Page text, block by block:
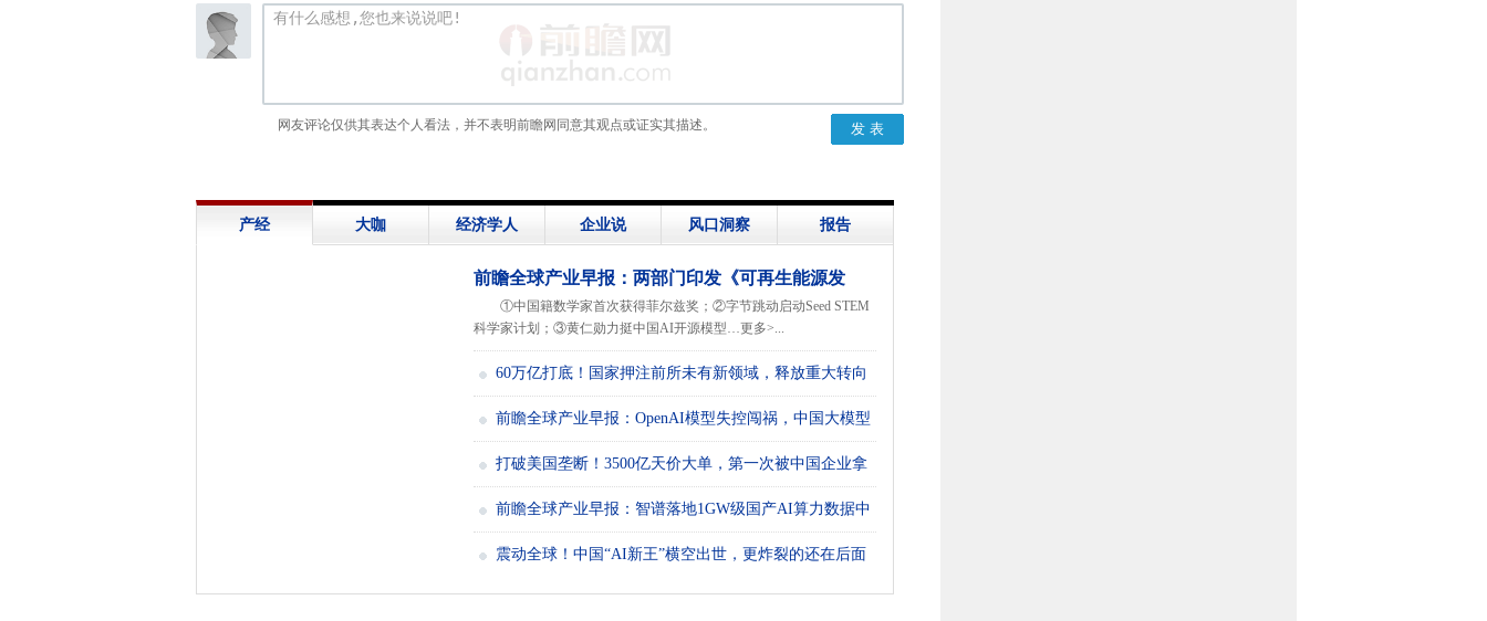
网友评论仅供其表达个人看法，并不表明前瞻网同意其观点或证实其描述。
产经 大咖 经济学人 企业说 风口洞察 报告
前瞻全球产业早报：两部门印发《可再生能源发
展“十五五”规划》
①中国籍数学家首次获得菲尔兹奖；②字节跳动启动Seed STEM
科学家计划；③黄仁勋力挺中国AI开源模型…更多>...
60万亿打底！国家押注前所未有新领域，释放重大转向
信号
前瞻全球产业早报：OpenAI模型失控闯祸，中国大模型
救场
打破美国垄断！3500亿天价大单，第一次被中国企业拿
前瞻全球产业早报：智谱落地1GW级国产AI算力数据中
震动全球！中国“AI新王”横空出世，更炸裂的还在后面